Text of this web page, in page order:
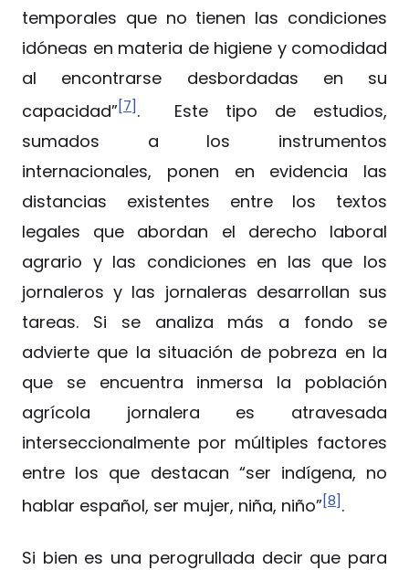
temporales que no tienen las condiciones
idóneas en materia de higiene y comodidad
al encontrarse desbordadas en su
capacidad”[7]. Este tipo de estudios,
sumados a los instrumentos
internacionales, ponen en evidencia las
distancias existentes entre los textos
legales que abordan el derecho laboral
agrario y las condiciones en las que los
jornaleros y las jornaleras desarrollan sus
tareas. Si se analiza más a fondo se
advierte que la situación de pobreza en la
que se encuentra inmersa la población
agrícola jornalera es atravesada
interseccionalmente por múltiples factores
entre los que destacan “ser indígena, no
hablar español, ser mujer, niña, niño”[8].
Si bien es una perogrullada decir que para